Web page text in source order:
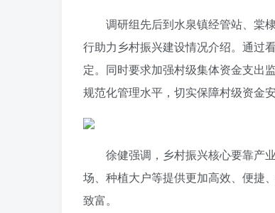
调研组先后到水泉镇经管站、棠
行助力乡村振兴建设情况介绍。通过
定。同时要求加强村级集体资金支出
规范化管理水平，切实保障村级资金安
徐健强调，乡村振兴核心要靠产
场、种植大户等提供更加高效、便捷
致富。